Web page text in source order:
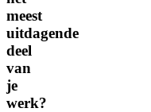
meest
uitdagende
deel
van
je
werk?